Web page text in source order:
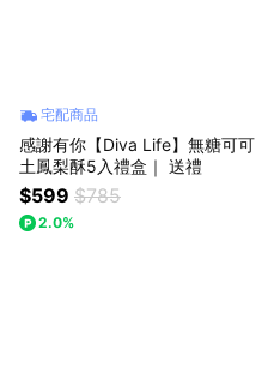
宅配商品
感謝有你【Diva Life】無糖可可
土鳳梨酥5入禮盒｜ 送禮
$599 $785
2.0%